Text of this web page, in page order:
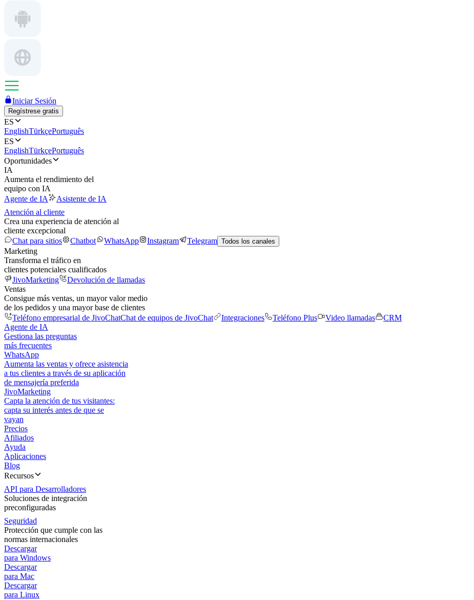
Iniciar Sesión
Regístrese gratis
ES
EnglishTürkçePortuguês
ES
EnglishTürkçePortuguês
Oportunidades
IA
Aumenta el rendimiento del
equipo con IA
Agente de IA
Asistente de IA
Atención al cliente
Crea una experiencia de atención al
cliente excepcional
Chat para sitios
Chatbot WhatsApp Instagram Telegram Todos los canales
Marketing
Transforma el tráfico en
clientes potenciales cualificados
JivoMarketing
Devolución de llamadas
Ventas
Consigue más ventas, un mayor valor medio
de los pedidos y una mayor base de clientes
Teléfono empresarial de JivoChatChat de equipos de JivoChat Integraciones Teléfono Plus Video llamadas
CRM
Agente de IA
Gestiona las preguntas
más frecuentes
WhatsApp
Aumenta las ventas y ofrece asistencia
a tus clientes a través de su aplicación
de mensajería preferida
JivoMarketing
Capta la atención de tus visitantes:
capta su interés antes de que se
vayan
Precios
Afiliados
Ayuda
Aplicaciones
Blog
Recursos
API para Desarrolladores
Soluciones de integración
preconfiguradas
Seguridad
Protección que cumple con las
normas internacionales
Descargar
para Windows
Descargar
para Mac
Descargar
para Linux